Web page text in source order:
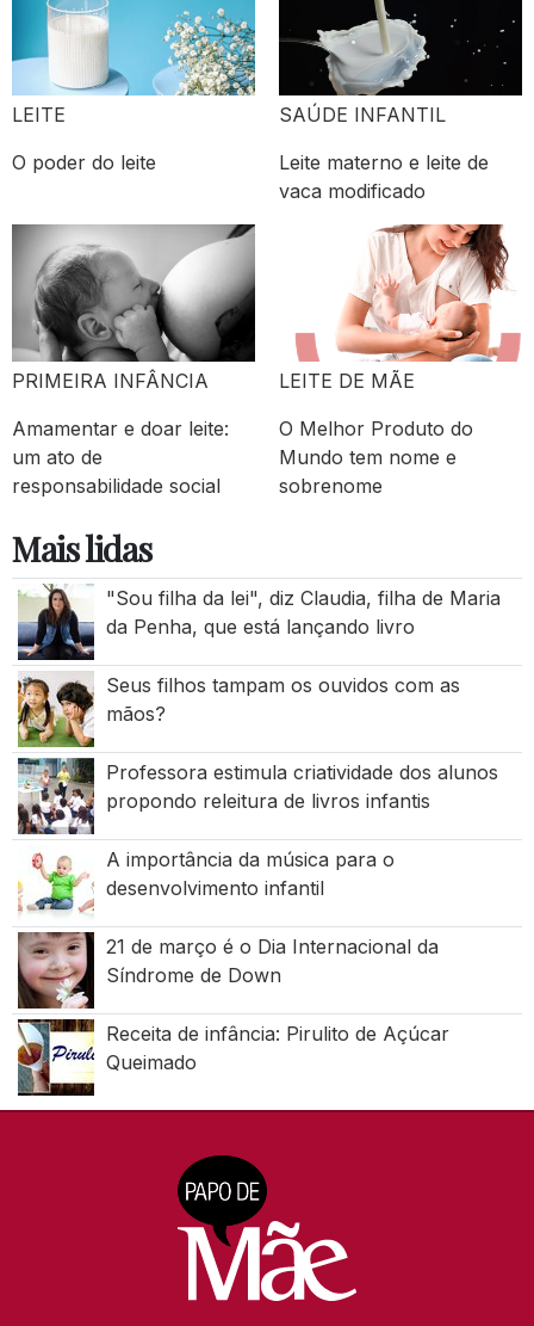
LEITE
O poder do leite
SAÚDE INFANTIL
Leite materno e leite de
vaca modificado
PRIMEIRA INFÂNCIA
Amamentar e doar leite:
um ato de
responsabilidade social
LEITE DE MÃE
O Melhor Produto do
Mundo tem nome e
sobrenome
Mais lidas
"Sou filha da lei", diz Claudia, filha de Maria
da Penha, que está lançando livro
Seus filhos tampam os ouvidos com as
mãos?
Professora estimula criatividade dos alunos
propondo releitura de livros infantis
A importância da música para o
desenvolvimento infantil
21 de março é o Dia Internacional da
Síndrome de Down
Receita de infância: Pirulito de Açúcar
Queimado